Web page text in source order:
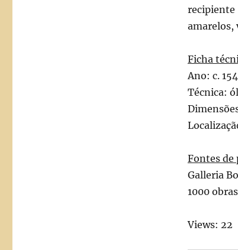
amarelos,
Ficha
Ano: c.
Técnica:
Fontes de
Galleria
1000
Views: 22